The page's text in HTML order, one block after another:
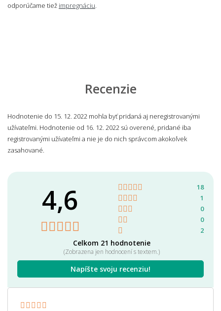
odporúčame tiež impregnáciu
Recenzie
Hodnotenie do 15. 12. 2022 mohla byť pridaná aj neregistrovanými
užívateľmi. Hodnotenie od 16. 12. 2022 sú overené, pridané iba
registrovanými užívateľmi a nie je do nich správcom akokoľvek
zasahované.
4,6
Celkom 21 hodnotenie
(Zobrazena jen hodnocení s textem.)
Napíšte svoju recenziu!
18
1
0
0
2